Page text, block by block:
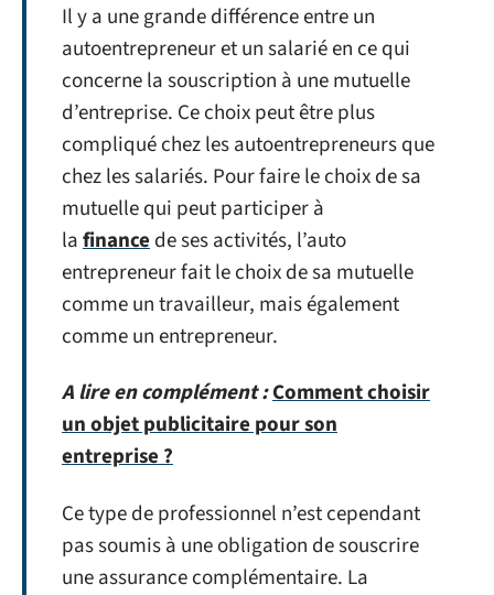
Il y a une grande différence entre un
autoentrepreneur et un salarié en ce qui
concerne la souscription à une mutuelle
d’entreprise. Ce choix peut être plus
compliqué chez les autoentrepreneurs que
chez les salariés. Pour faire le choix de sa
mutuelle qui peut participer à
lafinancede ses activités, l’auto
entrepreneur fait le choix de sa mutuelle
comme un travailleur, mais également
comme un entrepreneur.
A lire en complément :Comment choisir
un objet publicitaire pour son
entreprise ?
Ce type de professionnel n’est cependant
pas soumis à une obligation de souscrire
une assurance complémentaire. La